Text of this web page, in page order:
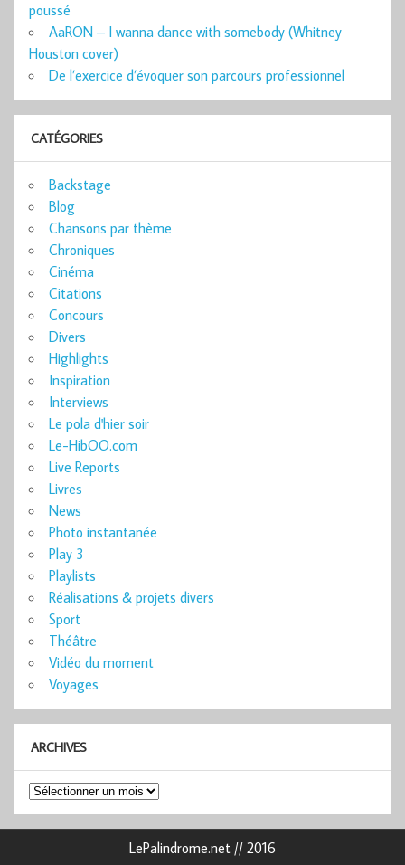
poussé
AaRON – I wanna dance with somebody (Whitney
Houston cover)
De l’exercice d’évoquer son parcours professionnel
CATÉGORIES
Backstage
Blog
Chansons par thème
Chroniques
Cinéma
Citations
Concours
Divers
Highlights
Inspiration
Interviews
Le pola d'hier soir
Le-HibOO.com
Live Reports
Livres
News
Photo instantanée
Play 3
Playlists
Réalisations & projets divers
Sport
Théâtre
Vidéo du moment
Voyages
ARCHIVES
Archives
LePalindrome.net // 2016